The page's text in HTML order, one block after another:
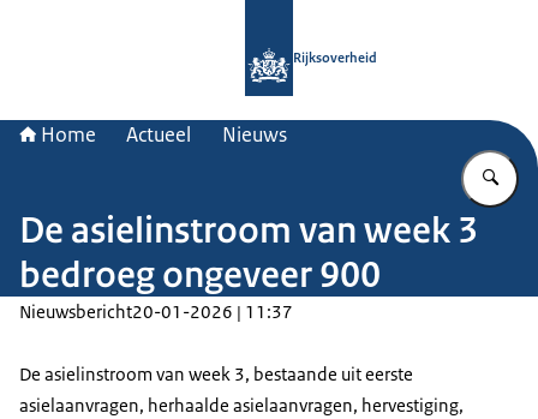
Rijksoverheid
Home Actueel Nieuws
De asielinstroom van week 3
bedroeg ongeveer 900
Nieuwsbericht20-01-2026 | 11:37
De asielinstroom van week 3, bestaande uit eerste
asielaanvragen, herhaalde asielaanvragen, hervestiging,